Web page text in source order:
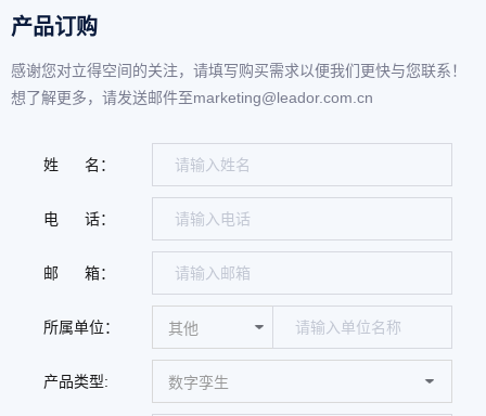
产品订购
感谢您对立得空间的关注，请填写购买需求以便我们更快与您联系！
想了解更多，请发送邮件至marketing@leador.com.cn
姓 名：
电 话：
邮 箱：
所属单位：
产品类型: